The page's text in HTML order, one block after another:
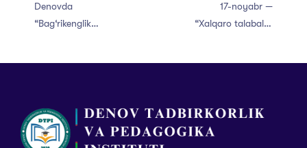
Denovda
“Bag‘rikenglik
17-noyabr —
“Xalqaro talabalar